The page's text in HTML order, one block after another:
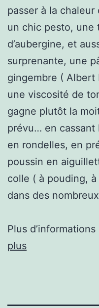
passer à la chaleur
un chic pesto, une
d’aubergine, et
surprenante, une
gingembre ( Albert
une viscosité de
gagne plutôt la
prévu… en cassant
en rondelles, en
poussin en
colle ( à pouding,
dans des
Plus
plus